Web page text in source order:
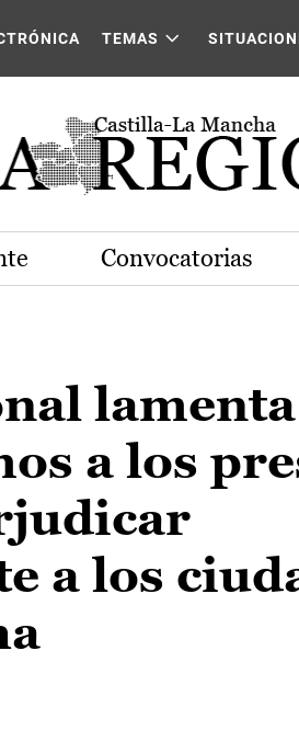
TEMAS
Convocatorias
a los
a los